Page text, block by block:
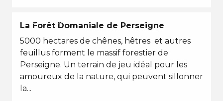
EN TOUTES SAISONS
La Forêt Domaniale de Perseigne
5000 hectares de chênes, hêtres et autres
feuillus forment le massif forestier de
Perseigne. Un terrain de jeu idéal pour les
amoureux de la nature, qui peuvent sillonner
la...